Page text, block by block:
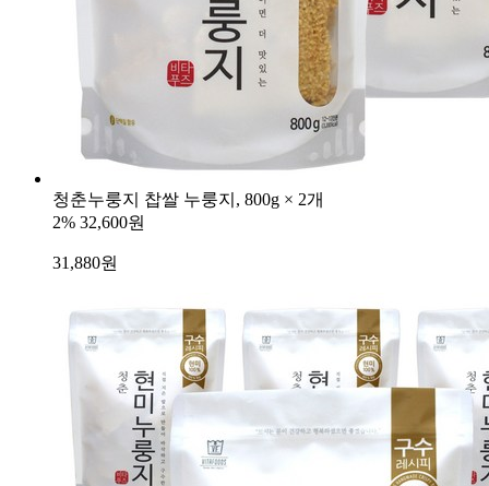
청춘누룽지 찹쌀 누룽지, 800g × 2개
2% 32,600원
31,880원